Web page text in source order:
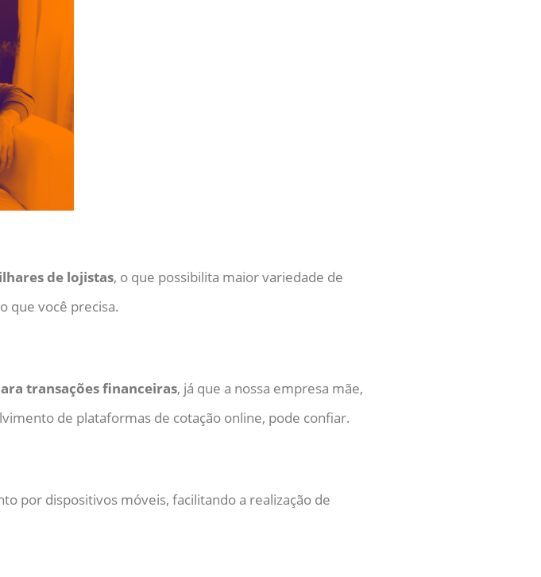
de lojistas, o que possibilita maior variedade de
que você precisa.
transações financeiras, já que a nossa empresa mãe,
de plataformas de cotação online, pode confiar.
por dispositivos móveis, facilitando a realização de